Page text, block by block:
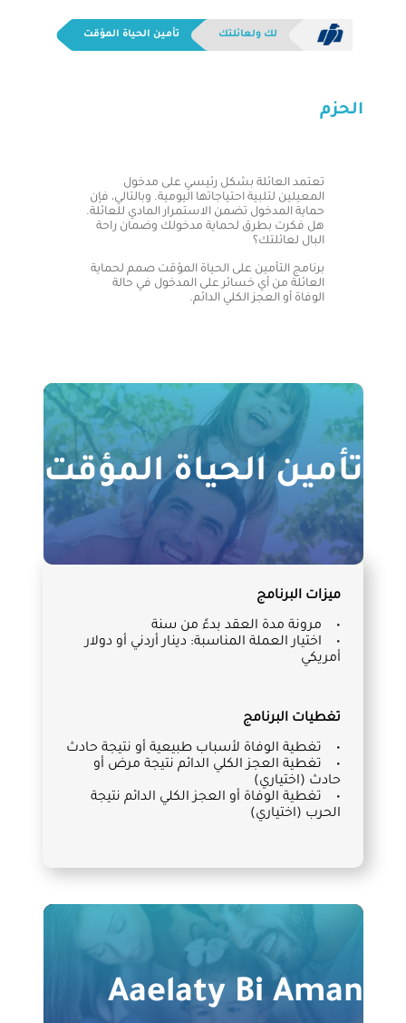
لك ولعائلتك تأمين الحياة المؤقت
الحزم
تعتمد العائلة بشكل رئيسي على مدخول
المعيلين لتلبية احتياجاتها اليومية. وبالتالي، فإن
حماية المدخول تضمن الاستمرار المادي للعائلة.
هل فكرت بطرق لحماية مدخولك وضمان راحة
البال لعائلتك؟
برنامج التأمين على الحياة المؤقت صمم لحماية
العائلة من أي خسائر على المدخول في حالة
الوفاة أو العجز الكلي الدائم.
تأمين الحياة المؤقت
ميزات البرنامج
• مرونة مدة العقد بدءً من سنة
• اختيار العملة المناسبة: دينار أردني أو دولار
أمريكي
تغطيات البرنامج
• تغطية الوفاة لأسباب طبيعية أو نتيجة حادث
• تغطية العجز الكلي الدائم نتيجة مرض أو
حادث (اختياري)
• تغطية الوفاة أو العجز الكلي الدائم نتيجة
الحرب (اختياري)
Aaelaty Bi Aman